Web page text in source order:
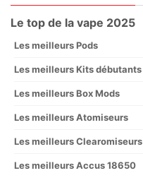
Le top de la vape 2025
Les meilleurs Pods
Les meilleurs Kits débutants
Les meilleurs Box Mods
Les meilleurs Atomiseurs
Les meilleurs Clearomiseurs
Les meilleurs Accus 18650